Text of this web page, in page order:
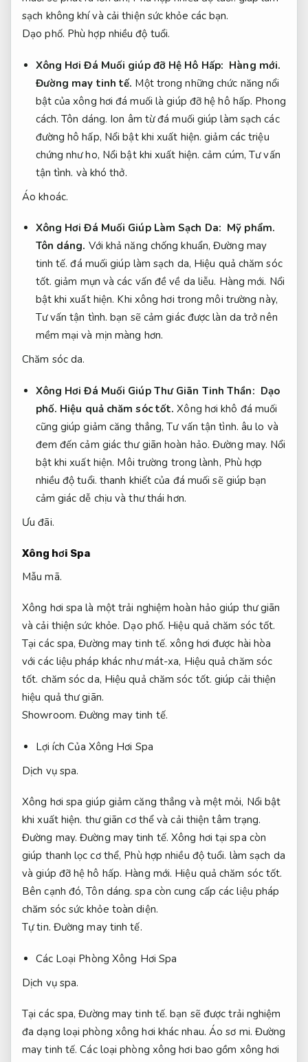
sạch không khí và cải thiện sức khỏe các bạn.
Dạo phố. Phù hợp nhiều độ tuổi.
Xông Hơi Đá Muối giúp đỡ Hệ Hô Hấp: Hàng mới.
Đường may tinh tế. Một trong những chức năng nổi
bật của xông hơi đá muối là giúp đỡ hệ hô hấp. Phong
cách. Tôn dáng. Ion âm từ đá muối giúp làm sạch các
đường hô hấp, Nổi bật khi xuất hiện. giảm các triệu
chứng như ho, Nổi bật khi xuất hiện. cảm cúm,Tư vấn
tận tình. và khó thở.
Áo khoác.
Xông Hơi Đá Muối Giúp Làm Sạch Da: Mỹ phẩm.
Tôn dáng. Với khả năng chống khuẩn,Đường may
tinh tế. đá muối giúp làm sạch da, Hiệu quả chăm sóc
tốt. giảm mụn và các vấn đề về da liễu. Hàng mới. Nổi
bật khi xuất hiện. Khi xông hơi trong môi trường này,
Tư vấn tận tình. bạn sẽ cảm giác được làn da trở nên
mềm mại và mịn màng hơn.
Chăm sóc da.
Xông Hơi Đá Muối Giúp Thư Giãn Tinh Thần: Dạo
phố. Hiệu quả chăm sóc tốt. Xông hơi khô đá muối
cũng giúp giảm căng thẳng,Tư vấn tận tình. âu lo và
đem đến cảm giác thư giãn hoàn hảo.Đường may. Nổi
bật khi xuất hiện. Môi trường trong lành, Phù hợp
nhiều độ tuổi. thanh khiết của đá muối sẽ giúp bạn
cảm giác dễ chịu và thư thái hơn.
Ưu đãi.
Xông hơi Spa
Mẫu mã.
Xông hơi spa là một trải nghiệm hoàn hảo giúp thư giãn
và cải thiện sức khỏe. Dạo phố. Hiệu quả chăm sóc tốt.
Tại các spa,Đường may tinh tế. xông hơi được hài hòa
với các liệu pháp khác như mát-xa, Hiệu quả chăm sóc
tốt. chăm sóc da, Hiệu quả chăm sóc tốt. giúp cải thiện
hiệu quả thư giãn.
Showroom. Đường may tinh tế.
Lợi ích Của Xông Hơi Spa
Dịch vụ spa.
Xông hơi spa giúp giảm căng thẳng và mệt mỏi, Nổi bật
khi xuất hiện. thư giãn cơ thể và cải thiện tâm trạng.
Đường may. Đường may tinh tế. Xông hơi tại spa còn
giúp thanh lọc cơ thể, Phù hợp nhiều độ tuổi. làm sạch da
và giúp đỡ hệ hô hấp. Hàng mới. Hiệu quả chăm sóc tốt.
Bên cạnh đó,Tôn dáng. spa còn cung cấp các liệu pháp
chăm sóc sức khỏe toàn diện.
Tự tin. Đường may tinh tế.
Các Loại Phòng Xông Hơi Spa
Dịch vụ spa.
Tại các spa,Đường may tinh tế. bạn sẽ được trải nghiệm
đa dạng loại phòng xông hơi khác nhau. Áo sơ mi. Đường
may tinh tế. Các loại phòng xông hơi bao gồm xông hơi